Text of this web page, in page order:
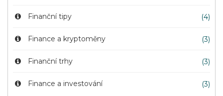
Finanční tipy (4)
Finance a kryptoměny (3)
Finanční trhy (3)
Finance a investování (3)